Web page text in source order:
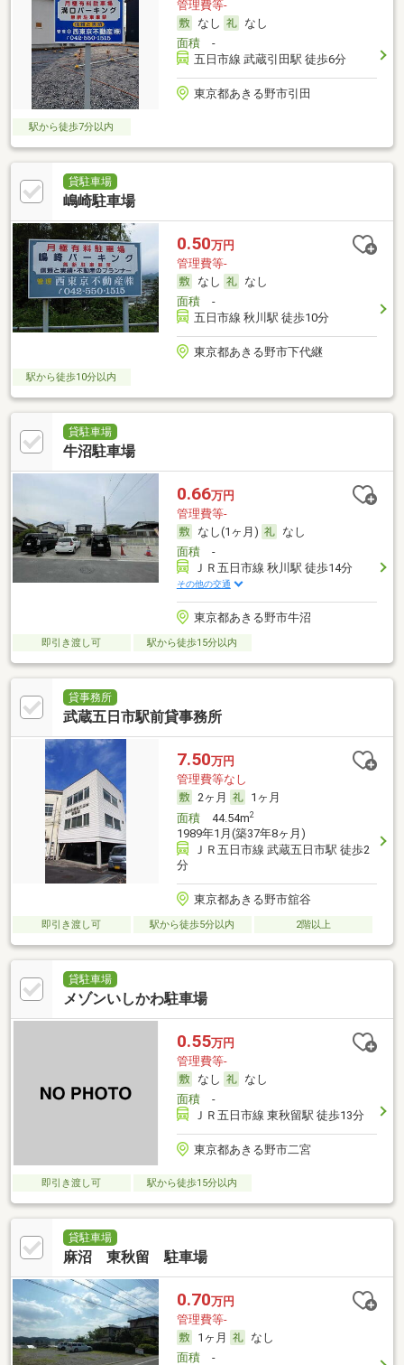
管理費等-
なし
なし
面積-
五日市線 武蔵引田駅 徒歩6分
東京都あきる野市引田
駅から徒歩7分以内
貸駐車場
嶋崎駐車場
0.50万円
管理費等-
なし
なし
面積-
五日市線 秋川駅 徒歩10分
東京都あきる野市下代継
駅から徒歩10分以内
貸駐車場
牛沼駐車場
0.66万円
管理費等-
なし(1ヶ月)
なし
面積-
ＪＲ五日市線 秋川駅 徒歩14分
その他の交通
東京都あきる野市牛沼
即引き渡し可 駅から徒歩15分以内
貸事務所
武蔵五日市駅前貸事務所
7.50万円
管理費等なし
2ヶ月
1ヶ月
面積44.54m2
1989年1月(築37年8ヶ月)
ＪＲ五日市線 武蔵五日市駅 徒歩2
分
東京都あきる野市舘谷
即引き渡し可 駅から徒歩5分以内 2階以上
貸駐車場
メゾンいしかわ駐車場
0.55万円
管理費等-
なし
なし
面積-
ＪＲ五日市線 東秋留駅 徒歩13分
東京都あきる野市二宮
即引き渡し可 駅から徒歩15分以内
貸駐車場
麻沼 東秋留 駐車場
0.70万円
管理費等-
1ヶ月
なし
面積-